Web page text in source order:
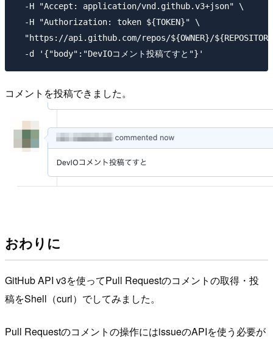
  -H "Accept: application/vnd.github.v3+json" \
  -H "Authorization: token ${TOKEN}" \
"https://api.github.com/repos/${OWNER}/
コメントを投稿できました。
おわりに
GitHub API v3を使ってPull Requestのコメントの取得・投
稿をShell（curl）でしてみました。
Pull Requestのコメントの操作にはissueのAPIを使う必要が